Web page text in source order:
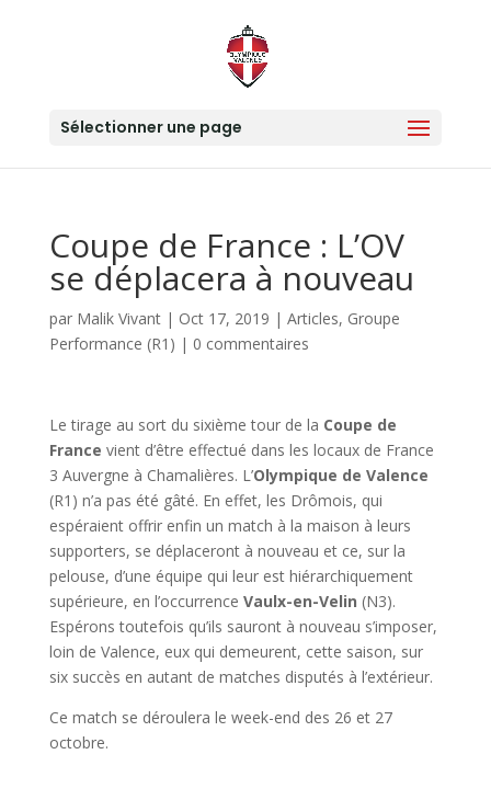
Sélectionner une page
Coupe de France : L’OV
se déplacera à nouveau
par Malik Vivant| Oct 17, 2019 | Articles, Groupe
Performance (R1) | 0 commentaires
Le tirage au sort du sixième tour de la Coupe de
France vient d’être effectué dans les locaux de France
3 Auvergne à Chamalières. L’Olympique de Valence
(R1) n’a pas été gâté. En effet, les Drômois, qui
espéraient offrir enfin un match à la maison à leurs
supporters, se déplaceront à nouveau et ce, sur la
pelouse, d’une équipe qui leur est hiérarchiquement
supérieure, en l’occurrence Vaulx-en-Velin (N3).
Espérons toutefois qu’ils sauront à nouveau s’imposer,
loin de Valence, eux qui demeurent, cette saison, sur
six succès en autant de matches disputés à l’extérieur.
Ce match se déroulera le week-end des 26 et 27
octobre.